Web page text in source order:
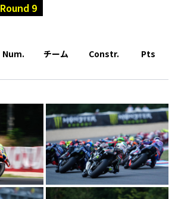
Round 9
Num. チーム Constr. Pts